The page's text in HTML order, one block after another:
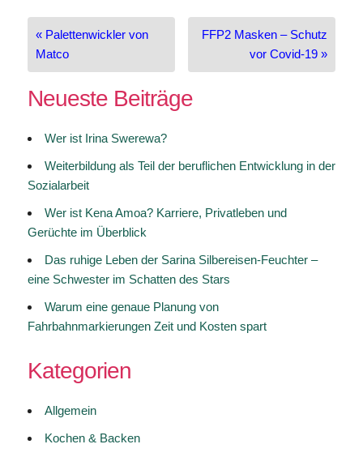
Beitragsnavigation
« Palettenwickler von
Matco
FFP2 Masken – Schutz
vor Covid-19 »
Neueste Beiträge
Wer ist Irina Swerewa?
Weiterbildung als Teil der beruflichen Entwicklung in der
Sozialarbeit
Wer ist Kena Amoa? Karriere, Privatleben und
Gerüchte im Überblick
Das ruhige Leben der Sarina Silbereisen-Feuchter –
eine Schwester im Schatten des Stars
Warum eine genaue Planung von
Fahrbahnmarkierungen Zeit und Kosten spart
Kategorien
Allgemein
Kochen & Backen